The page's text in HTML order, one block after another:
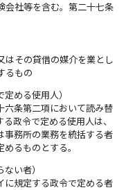
会社等を含む。第二十七条
はその貸借の媒介を業とし
るもの
める使用人）
六条第二項において読み替
政令で定める使用人は、
事務所の業務を統括する者
るものとする。
い者）
に規定する政令で定める者